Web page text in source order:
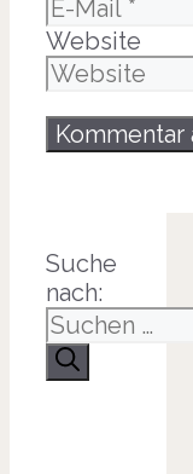
Website
Suche
nach: